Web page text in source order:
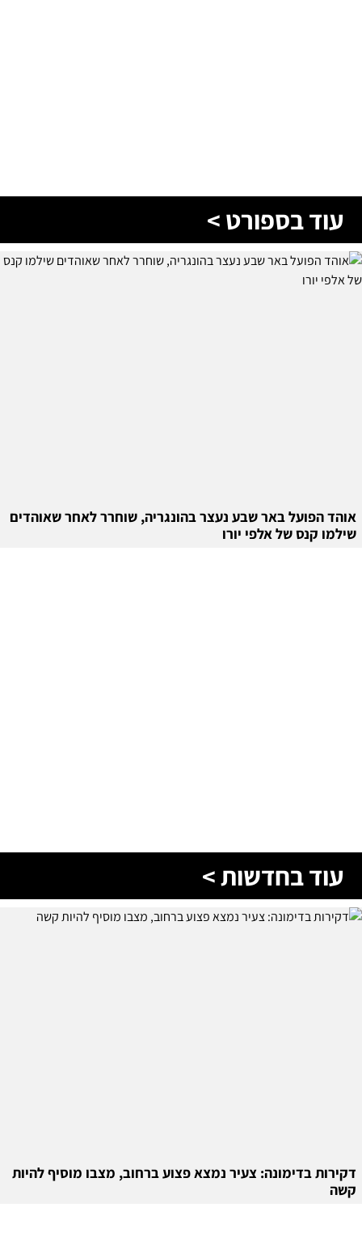
עוד בספורט >
אוהד הפועל באר שבע נעצר בהונגריה, שוחרר לאחר שאוהדים
שילמו קנס של אלפי יורו
עוד בחדשות >
דקירות בדימונה: צעיר נמצא פצוע ברחוב, מצבו מוסיף להיות
קשה